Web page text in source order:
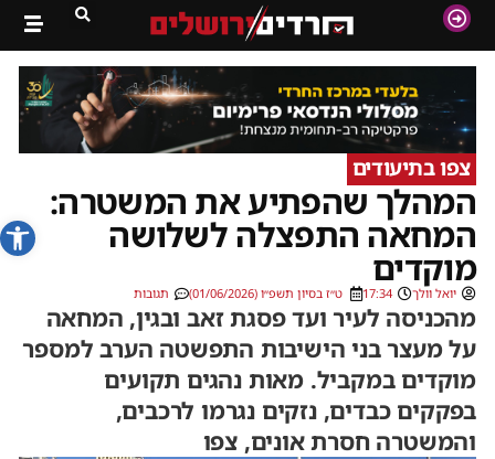
פתח
צפו בתיעודים
המהלך שהפתיע את המשטרה:
המחאה התפצלה לשלושה
מוקדים
יואל וולך 17:34 ט״ז בסיון תשפ״ו (01/06/2026) תגובות
מהכניסה לעיר ועד פסגת זאב ובגין, המחאה
על מעצר בני הישיבות התפשטה הערב למספר
מוקדים במקביל. מאות נהגים תקועים
בפקקים כבדים, נזקים נגרמו לרכבים,
והמשטרה חסרת אונים, צפו